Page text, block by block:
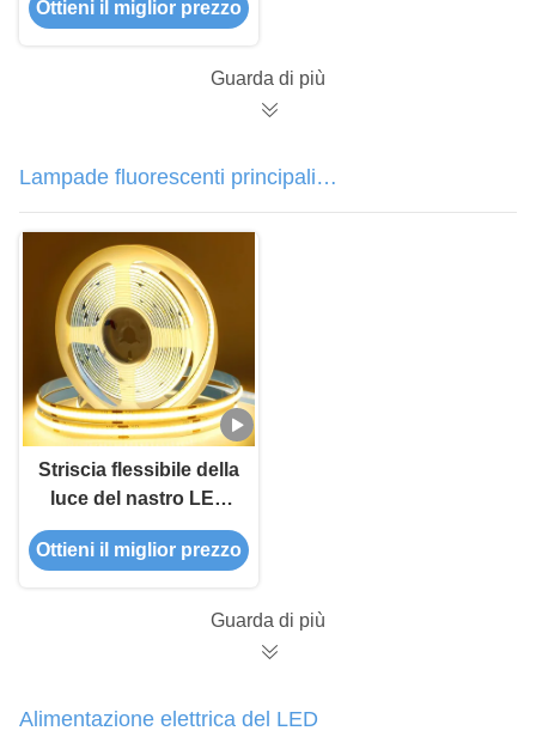
Ottieni il miglior prezzo
Guarda di più
Lampade fluorescenti principali
flessibili
Striscia flessibile della
luce del nastro LED
delle lampade
fluorescenti DC12V
Ottieni il miglior prezzo
Guarda di più
Alimentazione elettrica del LED